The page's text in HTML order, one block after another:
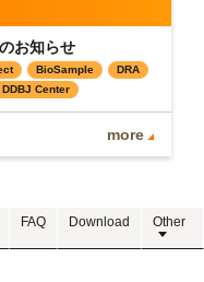
FAQ Download Other
お知らせ
BioSample
DRA
DDBJ Center
more